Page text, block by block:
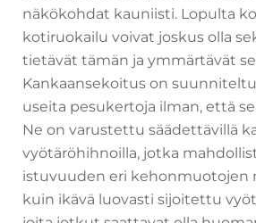
näkökohdat kauniisti. Lopulta
kotiruokailu voivat joskus olla
tietävät tämän ja ymmärtävät
Kankaansekoitus on
useita pesukertoja ilman, että
Ne on varustettu säädettävillä
vyötäröhihnoilla, jotka
istuvuuden eri kehonmuotojen
kuin ikävä luovasti sijoitettu